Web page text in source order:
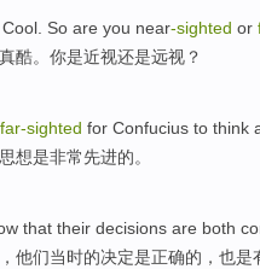
Cool . So are you near-sighted or
真酷。 你是近视还是远视 ？
far-sighted for Confucius to think
思想是非常先进的。
that their decisions are both
， 他们当时的决定是正确的， 也是